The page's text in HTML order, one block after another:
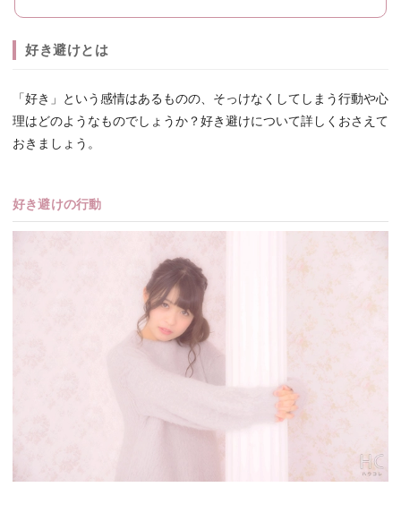
好き避けとは
「好き」という感情はあるものの、そっけなくしてしまう行動や心
理はどのようなものでしょうか？好き避けについて詳しくおさえて
おきましょう。
好き避けの行動